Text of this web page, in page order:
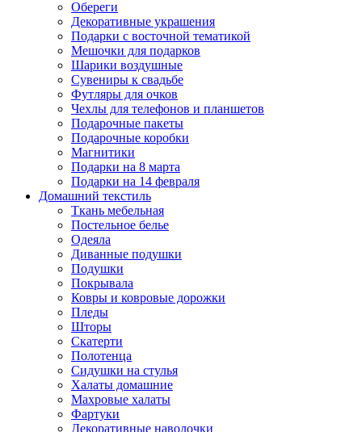
Обереги
Декоративные украшения
Подарки с восточной тематикой
Мешочки для подарков
Шарики воздушные
Сувениры к свадьбе
Футляры для очков
Чехлы для телефонов и планшетов
Подарочные пакеты
Подарочные коробки
Магнитики
Подарки на 8 марта
Подарки на 14 февраля
Домашний текстиль
Ткань мебельная
Постельное белье
Одеяла
Диванные подушки
Подушки
Покрывала
Ковры и ковровые дорожки
Пледы
Шторы
Скатерти
Полотенца
Сидушки на стулья
Халаты домашние
Махровые халаты
Фартуки
Декоративные наволочки